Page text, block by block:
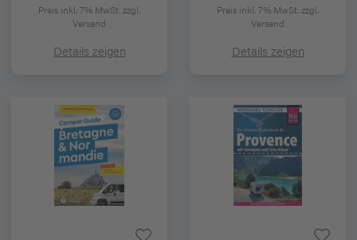
Preis inkl. 7% MwSt.zzgl.
Versand
Details zeigen
Preis inkl. 7% MwSt.zzgl.
Versand
Details zeigen